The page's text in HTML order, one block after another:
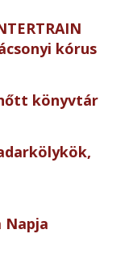
kórus
könyvtár
Napja